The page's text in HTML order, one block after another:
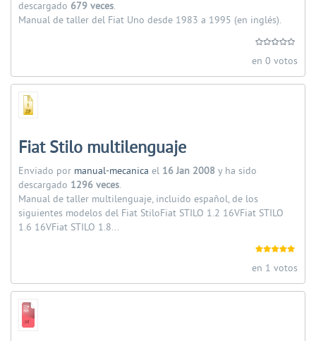
descargado 679 veces.
Manual de taller del Fiat Uno desde 1983 a 1995 (en inglés).
en 0 votos
Fiat Stilo multilenguaje
Enviado por manual-mecanica el 16 Jan 2008 y ha sido
descargado 1296 veces.
Manual de taller multilenguaje, incluido español, de los
siguientes modelos del Fiat StiloFiat STILO 1.2 16VFiat STILO
1.6 16VFiat STILO 1.8...
en 1 votos